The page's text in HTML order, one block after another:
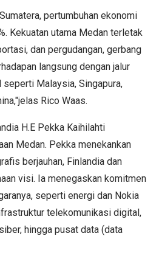
pertumbuhan ekonomi
Kekuatan utama Medan terletak
dan pergudangan, gerbang
langsung dengan jalur
Malaysia, Singapura,
Rico Waas.
H.E Pekka Kaihilahti
Medan. Pekka menekankan
berjauhan, Finlandia dan
visi. Ia menegaskan komitmen
seperti energi dan Nokia
telekomunikasi digital,
hingga pusat data (data